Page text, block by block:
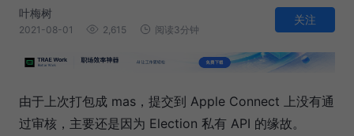
叶梅树
2021-08-01 2,615 阅读3分钟
关注
由于上次打包成 mas，提交到 Apple Connect 上没有通
过审核，主要还是因为 Election 私有 API 的缘故。